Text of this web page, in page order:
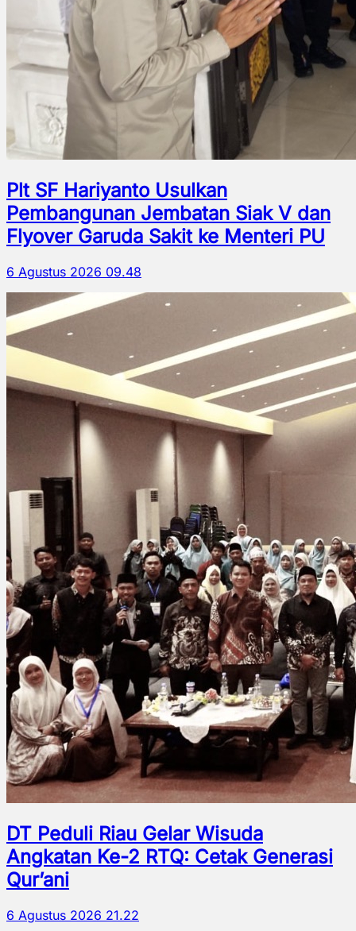
Plt SF Hariyanto Usulkan
Pembangunan Jembatan Siak V dan
Flyover Garuda Sakit ke Menteri PU
6 Agustus 2026 09.48
DT Peduli Riau Gelar Wisuda
Angkatan Ke-2 RTQ: Cetak Generasi
Qur’ani
6 Agustus 2026 21.22